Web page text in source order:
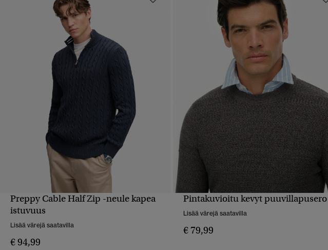
PIKAKATSELU
Preppy Cable Half Zip -neule kapea
istuvuus
Lisää värejä saatavilla
€ 94,99
PIKAKATSELU
Pintakuvioitu kevyt puuvillapusero
Lisää värejä saatavilla
€ 79,99